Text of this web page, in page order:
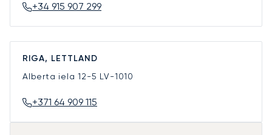
+34 915 907 299
RIGA, LETTLAND
Alberta iela 12-5 LV-1010
+371 64 909 115